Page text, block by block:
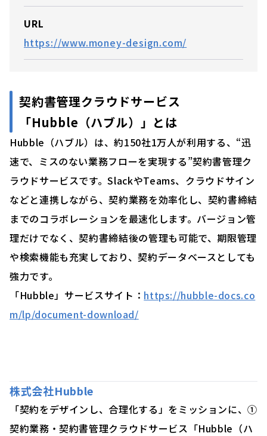
URL
https://www.money-design.com/
契約書管理クラウドサービス
「Hubble（ハブル）」とは
Hubble（ハブル）は、約150社1万人が利用する、“迅
速で、ミスのない業務フローを実現する”契約書管理ク
ラウドサービスです。SlackやTeams、クラウドサイン
などと連携しながら、契約業務を効率化し、契約書締結
までのコラボレーションを最速化します。バージョン管
理だけでなく、契約書締結後の管理も可能で、期限管理
や検索機能も充実しており、契約データベースとしても
強力です。
「Hubble」サービスサイト： https://hubble-docs.co
m/lp/document-download/
株式会社Hubble
「契約をデザインし、合理化する」をミッションに、①
契約業務・契約書管理クラウドサービス「Hubble（ハ